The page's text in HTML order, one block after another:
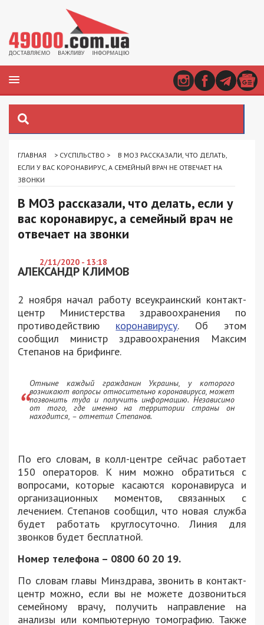
ГЛАВНАЯ > СУСПІЛЬСТВО >
В МОЗ РАССКАЗАЛИ, ЧТО ДЕЛАТЬ,
ЕСЛИ У ВАС КОРОНАВИРУС, А СЕМЕЙНЫЙ ВРАЧ НЕ ОТВЕЧАЕТ НА
ЗВОНКИ
В МОЗ рассказали, что делать, если у
вас коронавирус, а семейный врач не
отвечает на звонки
2/11/2020 - 13:18
АЛЕКСАНДР КЛИМОВ
2 ноября начал работу всеукраинский контакт-
центр Министерства здравоохранения по
противодействию коронавирусу. Об этом
сообщил министр здравоохранения Максим
Степанов на брифинге.
Отныне каждый гражданин Украины, у которого
возникают вопросы относительно коронавируса, может
позвонить туда и получить информацию. Независимо
от того, где именно на территории страны он
находится, – отметил Степанов.
По его словам, в колл-центре сейчас работает
150 операторов. К ним можно обратиться с
вопросами, которые касаются коронавируса и
организационных моментов, связанных с
лечением. Степанов сообщил, что новая служба
будет работать круглосуточно. Линия для
звонков будет бесплатной.
Номер телефона – 0800 60 20 19.
По словам главы Минздрава, звонить в контакт-
центр можно, если вы не можете дозвониться
семейному врачу, получить направление на
анализы или компьютерную томографию. Также